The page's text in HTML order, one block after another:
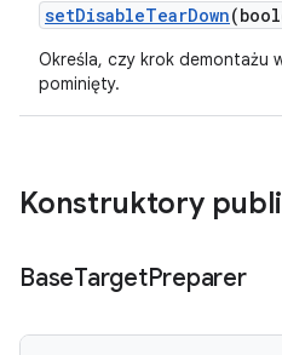
setDisableTearDown
Określa, czy krok demontażu
pominięty.
Konstruktory
BaseTargetPreparer